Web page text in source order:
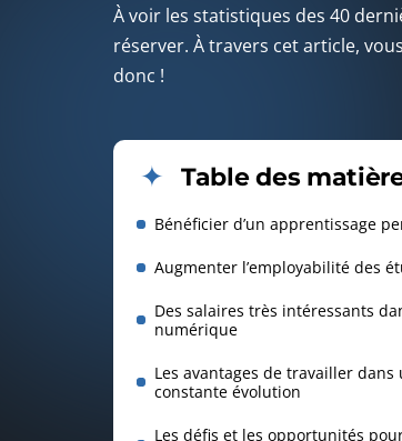
À voir les statistiques des 40
réserver. À travers cet article,
donc !
Table des
Bénéficier d’un apprentissage
Augmenter l’employabilité des
Des salaires très intéressants
numérique
Les avantages de travailler dans
constante évolution
Les défis et les opportunités